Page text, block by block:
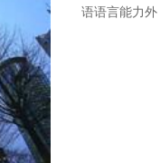
语语言能力外